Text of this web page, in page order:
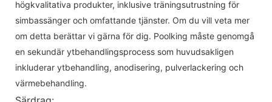
högkvalitativa produkter, inklusive träningsutrustning för
simbassänger och omfattande tjänster. Om du vill veta mer
om detta berättar vi gärna för dig. Poolking måste genomgå
en sekundär ytbehandlingsprocess som huvudsakligen
inkluderar ytbehandling, anodisering, pulverlackering och
värmebehandling.